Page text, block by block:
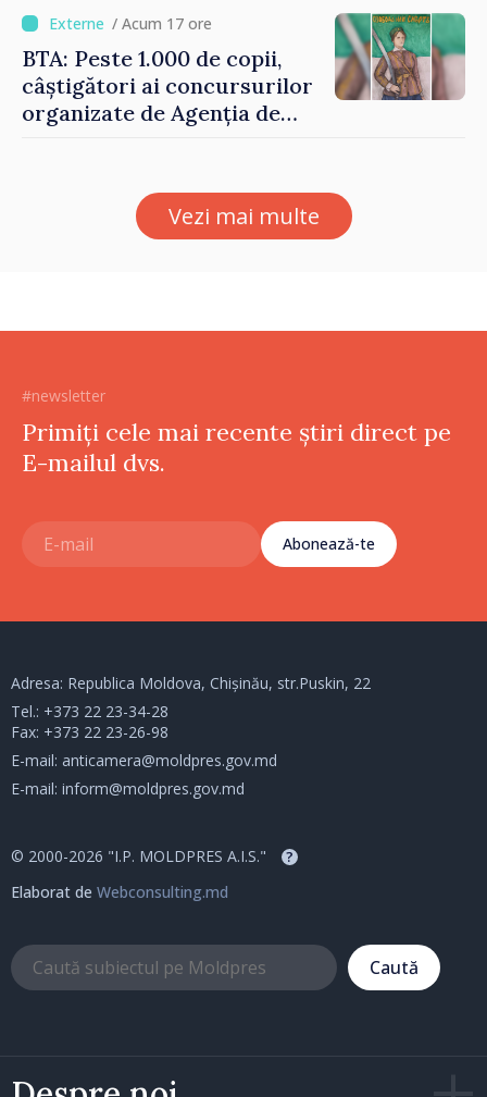
investițiile, taxăm viciile și
echilibrăm taxarea
consumului”
/ Acum 17 ore
BTA: Peste 1.000 de copii,
câștigători ai concursurilor
organizate de Agenția de
Vezi mai multe
#newsletter
Primiți cele mai recente știri direct pe
E-mailul dvs.
Abonează-te
Adresa: Republica Moldova, Chișinău, str.Puskin, 22
Tel.: +373 22 23-34-28
Fax: +373 22 23-26-98
E-mail: anticamera@moldpres.gov.md
E-mail: inform@moldpres.gov.md
© 2000-2026 "I.P. MOLDPRES A.I.S." ?
Elaborat de Webconsulting.md
Caută